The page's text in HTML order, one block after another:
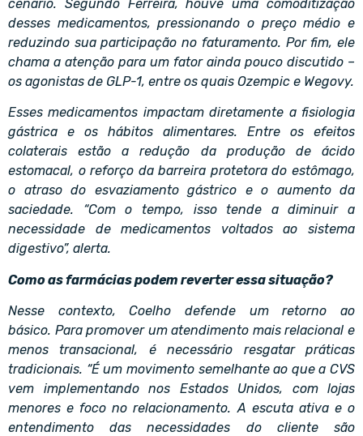
cenário. Segundo Ferreira, houve uma comoditização
desses medicamentos, pressionando o preço médio e
reduzindo sua participação no faturamento. Por fim, ele
chama a atenção para um fator ainda pouco discutido –
os agonistas de GLP-1, entre os quais Ozempic e Wegovy.
Esses medicamentos impactam diretamente a fisiologia
gástrica e os hábitos alimentares. Entre os efeitos
colaterais estão a redução da produção de ácido
estomacal, o reforço da barreira protetora do estômago,
o atraso do esvaziamento gástrico e o aumento da
saciedade. “Com o tempo, isso tende a diminuir a
necessidade de medicamentos voltados ao sistema
digestivo”, alerta.
Como as farmácias podem reverter essa situação?
Nesse contexto, Coelho defende um retorno ao
básico. Para promover um atendimento mais relacional e
menos transacional, é necessário resgatar práticas
tradicionais. “É um movimento semelhante ao que a CVS
vem implementando nos Estados Unidos, com lojas
menores e foco no relacionamento. A escuta ativa e o
entendimento das necessidades do cliente são